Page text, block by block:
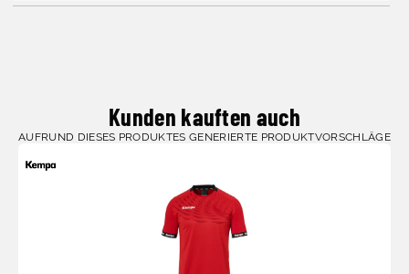
Kunden kauften auch
AUFRUND DIESES PRODUKTES GENERIERTE PRODUKTVORSCHLÄGE